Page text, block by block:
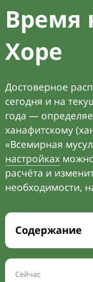
Время
Хоре
Достоверное
сегодня и на
года —
ханафитскому
«Всемирная
настройках
расчёта и
необходимости,
Содержание
Время намаза на
Расписание на
Сейчас